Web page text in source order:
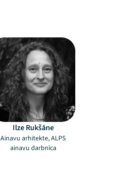
Ilze Rukšāne
Ainavu arhitekte, ALPS
ainavu darbnīca